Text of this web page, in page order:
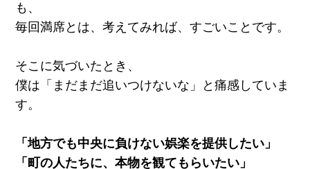
も、
毎回満席とは、考えてみれば、すごいことです。
そこに気づいたとき、
僕は「まだまだ追いつけないな」と痛感していま
す。
「地方でも中央に負けない娯楽を提供したい」
「町の人たちに、本物を観てもらいたい」